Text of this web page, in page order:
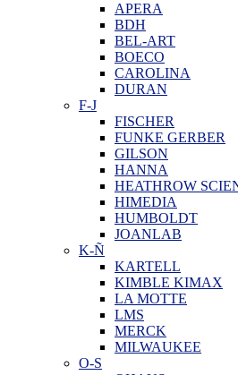
APERA
BDH
BEL-ART
BOECO
CAROLINA
DURAN
F-J
FISCHER
FUNKE GERBER
GILSON
HANNA
HEATHROW
HIMEDIA
HUMBOLDT
JOANLAB
K-Ñ
KARTELL
KIMBLE KIMAX
LA MOTTE
LMS
MERCK
MILWAUKEE
O-S